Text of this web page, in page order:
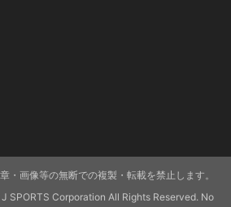
・画像等の無断での複製・転載を禁止します。
Corporation All Rights Reserved. No